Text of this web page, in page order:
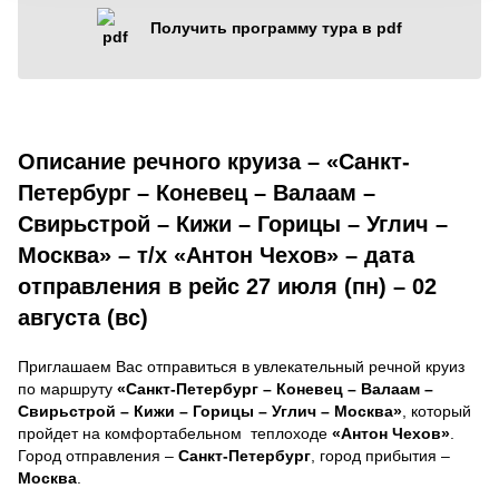
Получить программу тура в pdf
Описание речного круиза – «Санкт-
Петербург – Коневец – Валаам –
Свирьстрой – Кижи – Горицы – Углич –
Москва» – т/х «Антон Чехов» – дата
отправления в рейс 27 июля (пн) – 02
августа (вс)
Приглашаем Вас отправиться в увлекательный речной круиз
по маршруту «Санкт-Петербург – Коневец – Валаам –
Свирьстрой – Кижи – Горицы – Углич – Москва» , который
пройдет на комфортабельном теплоходе «Антон Чехов»
Город отправления – Санкт-Петербург , город прибытия –
Москва